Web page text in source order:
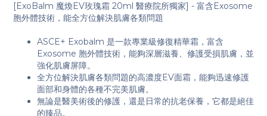
[ExoBalm 魔煥EV玫瑰霜 20ml 醫療院所獨家] - 富含Exosome
胞外體技術，能全方位解決肌膚各類問題
ASCE+ Exobalm 是一款專業級修復精華霜，富含
Exosome 胞外體技術，能夠深層滋養、修護受損肌膚，並
強化肌膚屏障。
全方位解決肌膚各類問題的高濃度EV面霜，能夠迅速修護
面部和身體的各種不完美肌膚。
無論是醫美術後的修護，還是日常的抗老保養，它都是絕佳
的臻品。